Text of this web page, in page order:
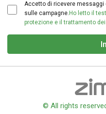
Accetto di ricevere
sulle campagne. Ho letto il
protezione e il trattamento
© All rights